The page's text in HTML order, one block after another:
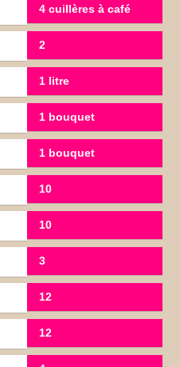
4 cuillères à café
2
1 litre
1 bouquet
1 bouquet
10
10
3
12
12